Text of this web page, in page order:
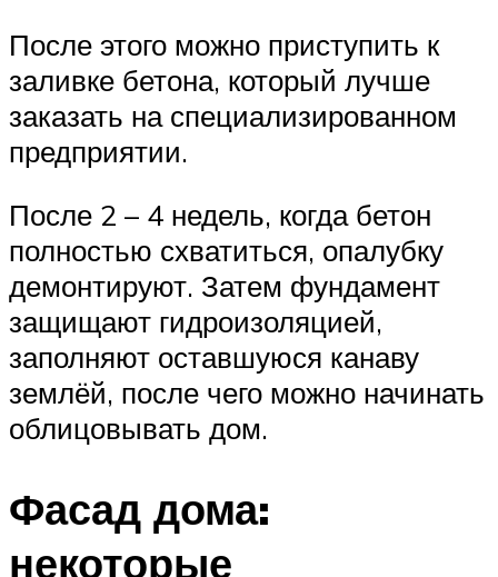
После этого можно приступить к
заливке бетона, который лучше
заказать на специализированном
предприятии.
После 2 – 4 недель, когда бетон
полностью схватиться, опалубку
демонтируют. Затем фундамент
защищают гидроизоляцией,
заполняют оставшуюся канаву
землёй, после чего можно начинать
облицовывать дом.
Фасад дома:
некоторые